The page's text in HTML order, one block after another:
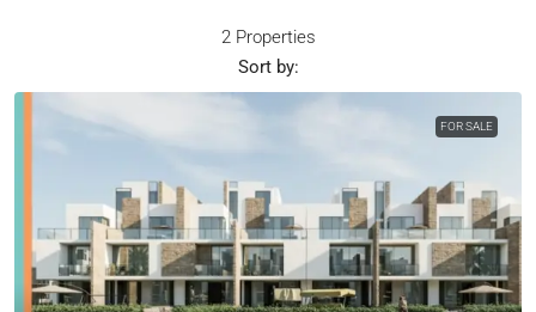
2 Properties
Sort by:
FOR SALE